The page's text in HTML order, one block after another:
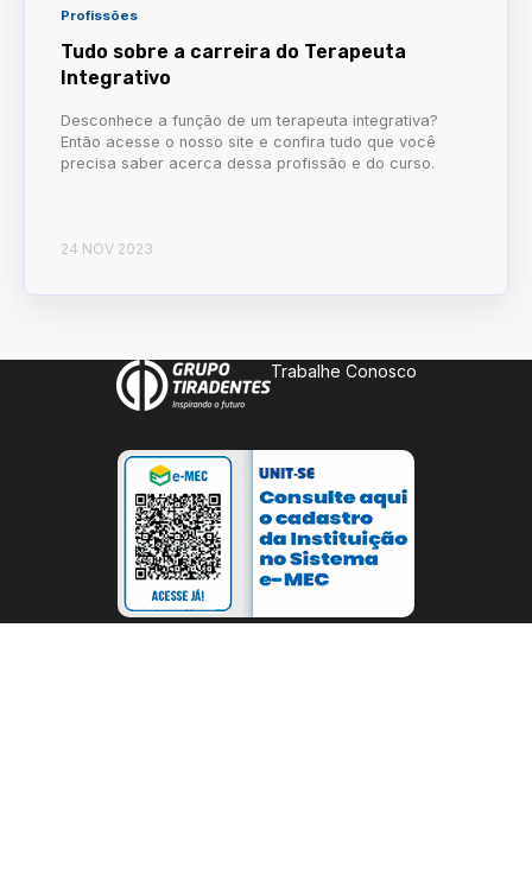
Profissões
Tudo sobre a carreira do Terapeuta
Integrativo
Desconhece a função de um terapeuta integrativa?
Então acesse o nosso site e confira tudo que você
precisa saber acerca dessa profissão e do curso.
24 NOV 2023
Trabalhe Conosco